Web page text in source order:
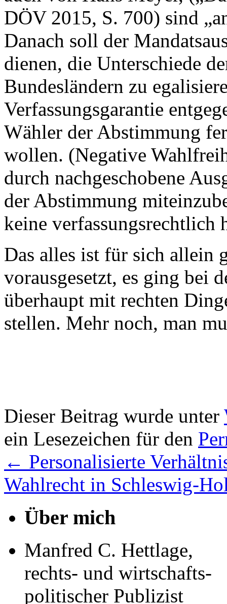
DÖV 2015, S. 700) sind
Danach soll der
dienen, die Unterschiede
Bundesländern zu
Verfassungsgarantie
Wähler der Abstimmung
wollen. (Negative
durch nachgeschobene
der Abstimmung
keine verfassungsrechtlich
Das alles ist für sich allein
vorausgesetzt, es ging bei
überhaupt mit rechten
stellen. Mehr noch, man
Dieser Beitrag wurde unter
ein Lesezeichen für den
← Personalisierte
Wahlrecht in Schleswig-
Über mich
Manfred C. Hettlage,
rechts- und wirtschafts-
politischer Publizist